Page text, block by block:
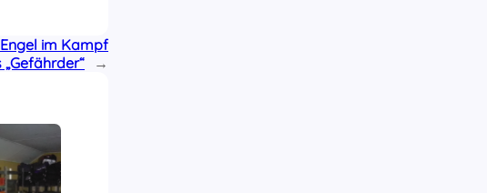
im Kampf
→